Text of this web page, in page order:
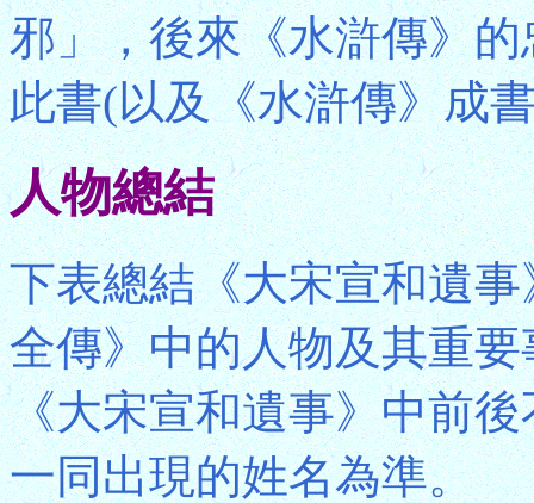
邪」，後來《水滸傳》
此書(以及《水滸傳》成
人物總結
下表總結《大宋宣和遺
全傳》中的人物及其重
《大宋宣和遺事》中前
一同出現的姓名為準。